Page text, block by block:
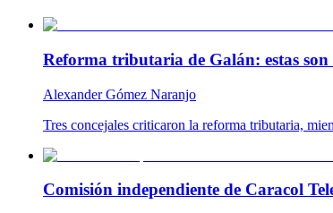
Reforma tributaria de Galán: estas
Alexander Gómez Naranjo
Tres concejales criticaron la reforma tributaria,
Comisión independiente de Caracol